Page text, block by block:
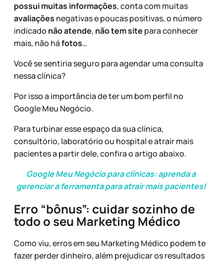
possui muitas informações, conta com muitas
avaliações negativas e poucas positivas, o número
indicado não atende, não tem site para conhecer
mais, não háfotos…
Você se sentiria seguro para agendar uma consulta
nessa clínica?
Por isso a importância de ter um bom perfil no
Google Meu Negócio.
Para turbinar esse espaço da sua clínica,
consultório, laboratório ou hospital e atrair mais
pacientes a partir dele, confira o artigo abaixo.
Google Meu Negócio para clínicas: aprenda a
gerenciar a ferramenta para atrair mais pacientes!
Erro “bônus”: cuidar sozinho de
todo o seu Marketing Médico
Como viu, erros em seu Marketing Médico podem te
fazer perder dinheiro, além prejudicar os resultados